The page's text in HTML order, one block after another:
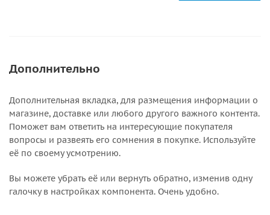
Дополнительно
Дополнительная вкладка, для размещения информации о
магазине, доставке или любого другого важного контента.
Поможет вам ответить на интересующие покупателя
вопросы и развеять его сомнения в покупке. Используйте
её по своему усмотрению.
Вы можете убрать её или вернуть обратно, изменив одну
галочку в настройках компонента. Очень удобно.